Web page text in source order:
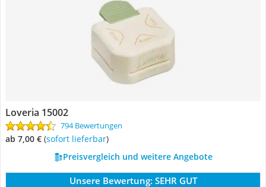
Loveria 15002
794 Bewertungen
ab 7,00 € ( Sofort lieferbar)
Preisvergleich und weitere Angebote
Unsere Bewertung: SEHR GUT